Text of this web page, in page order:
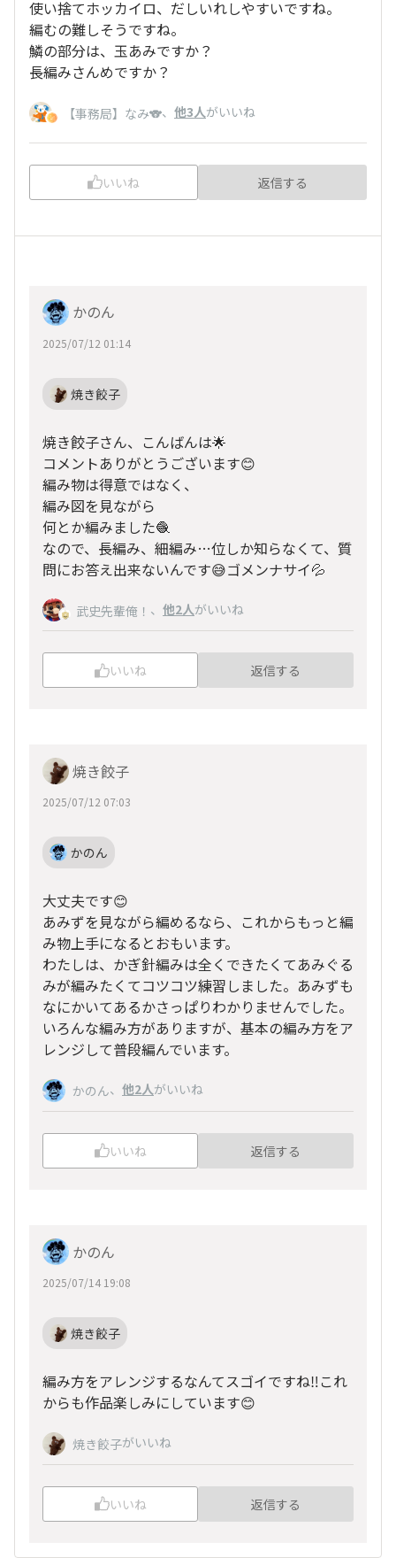
使い捨てホッカイロ、だしいれしやすいですね。
編むの難しそうですね。
鱗の部分は、玉あみですか？
長編みさんめですか？
【事務局】なみ🐨、 他3人がいいね
いいね 返信する
かのん
2025/07/12 01:14
焼き餃子
焼き餃子さん、こんばんは🌟
コメントありがとうございます😊
編み物は得意ではなく、
編み図を見ながら
何とか編みました🧶
なので、長編み、細編み…位しか知らなくて、質
問にお答え出来ないんです😅ゴメンナサイ💦
武史先輩俺！ 、 他2人がいいね
いいね 返信する
焼き餃子
2025/07/12 07:03
かのん
大丈夫です😊
あみずを見ながら編めるなら、これからもっと編
み物上手になるとおもいます。
わたしは、かぎ針編みは全くできたくてあみぐる
みが編みたくてコツコツ練習しました。あみずも
なにかいてあるかさっぱりわかりませんでした。
いろんな編み方がありますが、基本の編み方をア
レンジして普段編んでいます。
かのん、 他2人がいいね
いいね 返信する
かのん
2025/07/14 19:08
焼き餃子
編み方をアレンジするなんてスゴイですね‼️これ
からも作品楽しみにしています😊
焼き餃子がいいね
いいね 返信する